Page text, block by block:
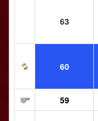
63
60
59